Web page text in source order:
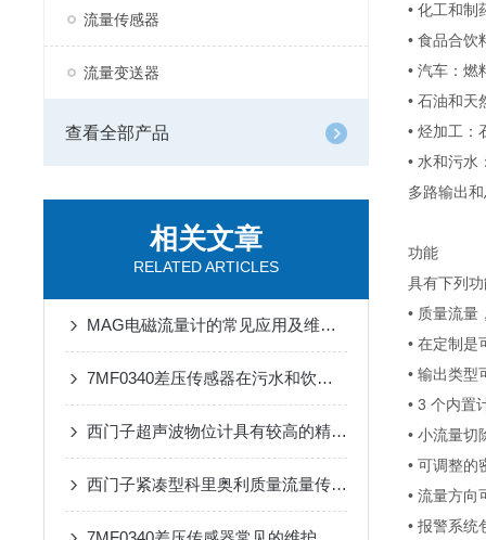
流量传感器
流量变送器
查看全部产品
相关文章
RELATED ARTICLES
MAG电磁流量计的常见应用及维护方式
7MF0340差压传感器在污水和饮用水处理过程中的应用
西门子超声波物位计具有较高的精度和稳定性
西门子紧凑型科里奥利质量流量传感器更小更高效
• 化工和制
• 食品合饮
• 汽车：燃
• 石油和天
• 烃加工：
• 水和污水
多路输出
功能
具有下列
• 质量流量
• 在定制是
• 输出类型
• 3 个内置
• 小流量切
• 可调整的
• 流量方向
• 报警系统